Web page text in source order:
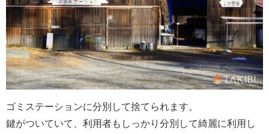
ゴミステーションに分別して捨てられます。
鍵がついていて、利用者もしっかり分別して綺麗に利用し